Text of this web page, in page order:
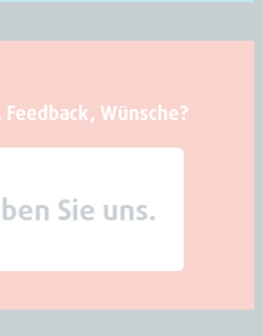
Wünsche?
Sie uns.